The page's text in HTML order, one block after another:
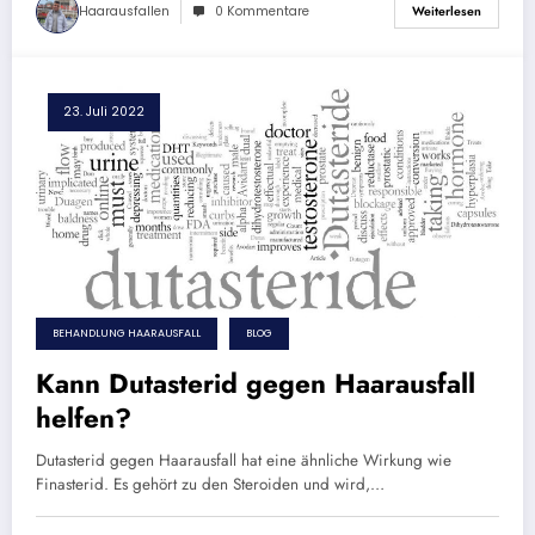
Haarausfallen 0 Kommentare Weiterlesen
23. Juli 2022
BEHANDLUNG HAARAUSFALL BLOG
Kann Dutasterid gegen Haarausfall
helfen?
Dutasterid gegen Haarausfall hat eine ähnliche Wirkung wie
Finasterid. Es gehört zu den Steroiden und wird,…